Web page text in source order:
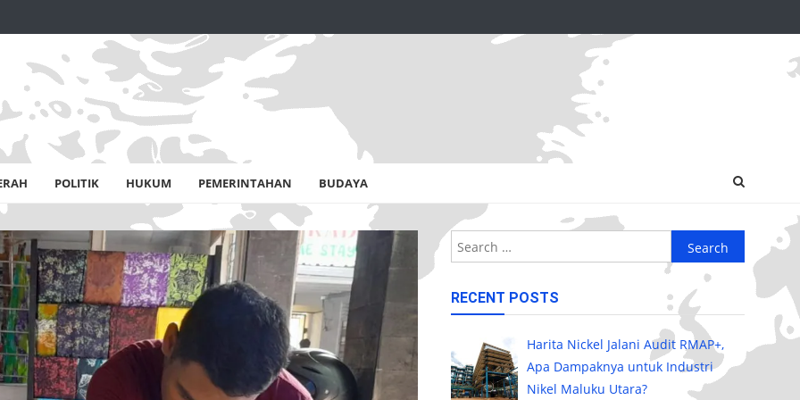
POLITIK HUKUM PEMERINTAHAN BUDAYA
Search
for:
RECENT POSTS
Harita Nickel Jalani Audit RMAP+,
Apa Dampaknya untuk Industri
Nikel Maluku Utara?